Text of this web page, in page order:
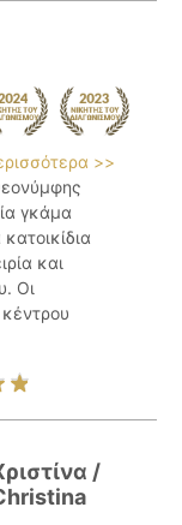
>>
γκάμα
και
Οι
/